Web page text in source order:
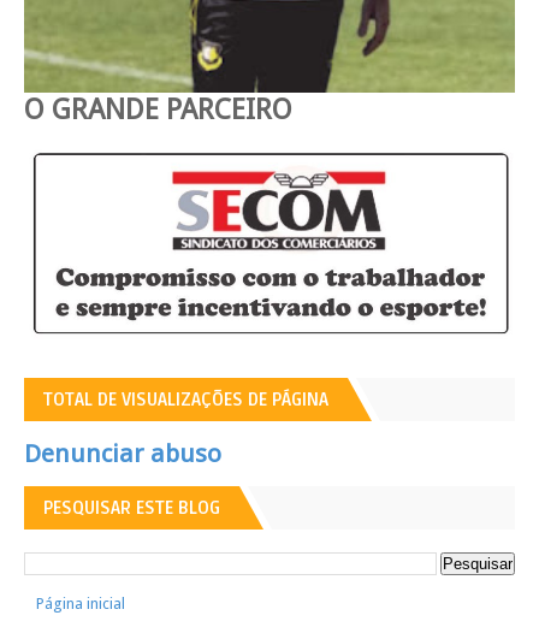
O GRANDE PARCEIRO
TOTAL DE VISUALIZAÇÕES DE PÁGINA
Denunciar abuso
PESQUISAR ESTE BLOG
Página inicial